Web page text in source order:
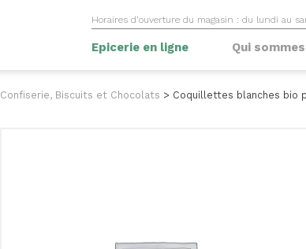
Horaires d’ouverture du magasin : du lundi au
Epicerie en ligne Qui
Confiserie, Biscuits et Chocolats > Coquillettes blanches bio